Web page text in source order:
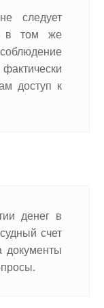
следует
в том же
доступ к
денег в
счет
документы